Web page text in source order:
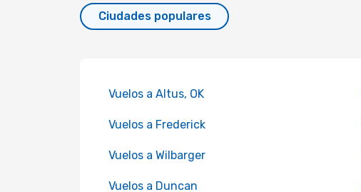
Ciudades populares
Vuelos a Altus, OK
Vuelos a Frederick
Vuelos a Wilbarger
Vuelos a Duncan